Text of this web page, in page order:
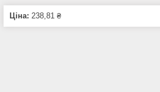
Ціна: 238,81 ₴